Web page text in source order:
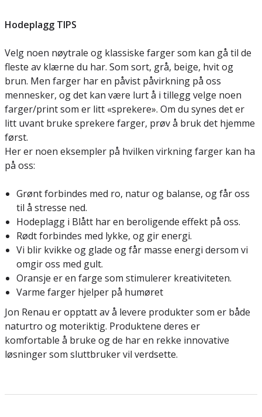
Hodeplagg TIPS
Velg noen nøytrale og klassiske farger som kan gå til de
fleste av klærne du har. Som sort, grå, beige, hvit og
brun. Men farger har en påvist påvirkning på oss
mennesker, og det kan være lurt å i tillegg velge noen
farger/print som er litt «sprekere». Om du synes det er
litt uvant bruke sprekere farger, prøv å bruk det hjemme
først.
Her er noen eksempler på hvilken virkning farger kan ha
på oss:
Grønt forbindes med ro, natur og balanse, og får oss
til å stresse ned.
Hodeplagg i Blått har en beroligende effekt på oss.
Rødt forbindes med lykke, og gir energi.
Vi blir kvikke og glade og får masse energi dersom vi
omgir oss med gult.
Oransje er en farge som stimulerer kreativiteten.
Varme farger hjelper på humøret
Jon Renau er opptatt av å levere produkter som er både
naturtro og moteriktig. Produktene deres er
komfortable å bruke og de har en rekke innovative
løsninger som sluttbruker vil verdsette.